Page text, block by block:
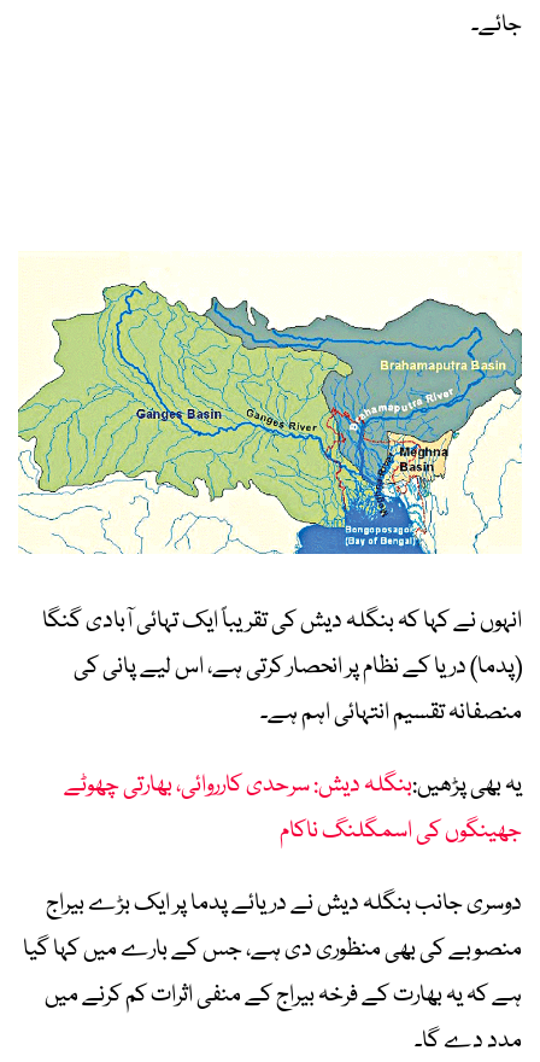
جائے۔
انہوں نے کہا کہ بنگلہ دیش کی تقریباً ایک تہائی آبادی گنگا
(پدما) دریا کے نظام پر انحصار کرتی ہے، اس لیے پانی کی
منصفانہ تقسیم انتہائی اہم ہے۔
یہ بھی پڑھیں:بنگلہ دیش: سرحدی کارروائی، بھارتی چھوٹے
جھینگوں کی اسمگلنگ ناکام
دوسری جانب بنگلہ دیش نے دریائے پدما پر ایک بڑے بیراج
منصوبے کی بھی منظوری دی ہے، جس کے بارے میں کہا گیا
ہے کہ یہ بھارت کے فرخہ بیراج کے منفی اثرات کم کرنے میں
مدد دے گا۔